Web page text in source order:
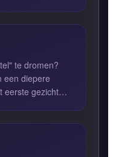
te dromen?
een diepere
eerste gezicht